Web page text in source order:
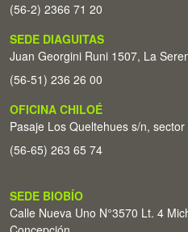
(56-2) 2366 71 20
SEDE DIAGUITAS
Juan Georgini Runi 1507, La
(56-51) 236 26 00
OFICINA CHILOÉ
Pasaje Los Queltehues s/n,
(56-65) 263 65 74
SEDE BIOBÍO
Calle Nueva Uno N°3570 Lt. 4